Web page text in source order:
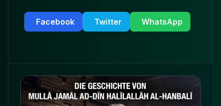
Facebook Twitter WhatsApp